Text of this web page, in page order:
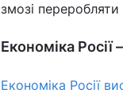
змозі
Економіка Росії
Економіка Росії